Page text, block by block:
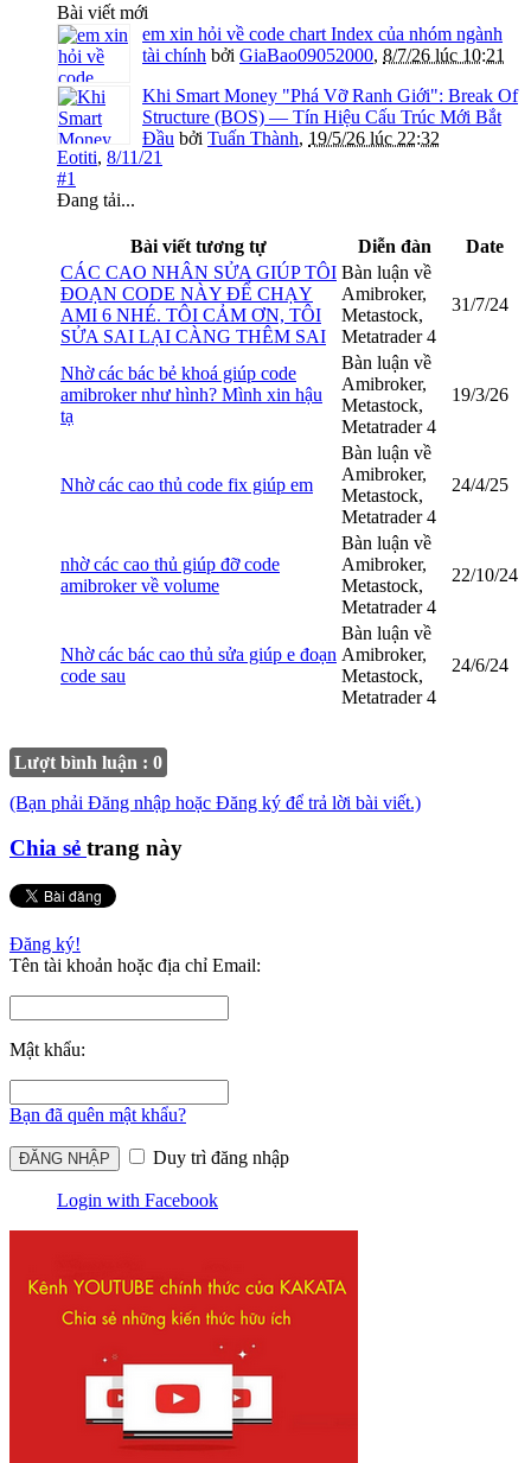
Bài viết mới
em xin hỏi về code chart Index của nhóm ngành
tài chính bởi GiaBao09052000, 8/7/26 lúc 10:21
Khi Smart Money "Phá Vỡ Ranh Giới": Break Of
Structure (BOS) — Tín Hiệu Cấu Trúc Mới Bắt
Đầu bởi Tuấn Thành, 19/5/26 lúc 22:32
Eotiti, 8/11/21
#1
Đang tải...
Bài viết tương tự Diễn đàn
Date
CÁC CAO NHÂN SỬA GIÚP TÔI
ĐOẠN CODE NÀY ĐỂ CHẠY
AMI 6 NHÉ. TÔI CẢM ƠN, TÔI
SỬA SAI LẠI CÀNG THÊM SAI
Bàn luận về
Amibroker,
Metastock,
Metatrader 4
31/7/24
Nhờ các bác bẻ khoá giúp code
amibroker như hình? Mình xin hậu
tạ
Bàn luận về
Amibroker,
Metastock,
Metatrader 4
19/3/26
Nhờ các cao thủ code fix giúp em
Bàn luận về
Amibroker,
Metastock,
Metatrader 4
24/4/25
nhờ các cao thủ giúp đỡ code
amibroker về volume
Bàn luận về
Amibroker,
Metastock,
Metatrader 4
22/10/24
Nhờ các bác cao thủ sửa giúp e đoạn
code sau
Bàn luận về
Amibroker,
Metastock,
Metatrader 4
24/6/24
Lượt bình luận : 0
(Bạn phải Đăng nhập hoặc Đăng ký để trả lời bài viết.)
Chia sẻ trang này
Đăng ký!
Tên tài khoản hoặc địa chỉ Email:
Mật khẩu:
Bạn đã quên mật khẩu?
Duy trì đăng nhập
Login with Facebook